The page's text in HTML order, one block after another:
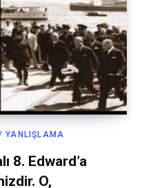
YANLIŞLAMA
8. Edward’a
O,